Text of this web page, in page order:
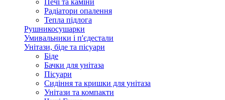
Печі та каміни
Радіатори опалення
Тепла підлога
Рушникосушарки
Умивальники і п'єдестали
Унітази, біде та пісуари
Біде
Бачки для унітаза
Пісуари
Сидіння та кришки для унітаза
Унітази та компакти